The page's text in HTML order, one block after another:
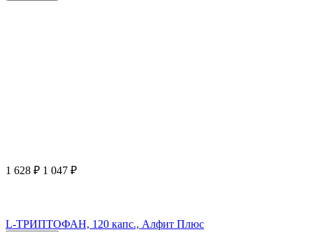
1 628 ₽ 1 047 ₽
L-ТРИПТОФАН, 120 капс., Алфит Плюс